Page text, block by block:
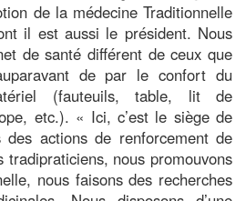
de la médecine Traditionnelle
il est aussi le président. Nous
de santé différent de ceux que
de par le confort du
(fauteuils, table, lit de
etc.). « Ici, c’est le siège de
des actions de renforcement de
tradipraticiens, nous promouvons
nous faisons des recherches